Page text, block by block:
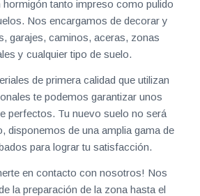
tanto impreso como pulido
Nos encargamos de decorar y
garajes, caminos, aceras, zonas
y cualquier tipo de suelo.
de primera calidad que utilizan
te podemos garantizar unos
perfectos. Tu nuevo suelo no será
disponemos de una amplia gama de
para lograr tu satisfacción.
en contacto con nosotros! Nos
la preparación de la zona hasta el